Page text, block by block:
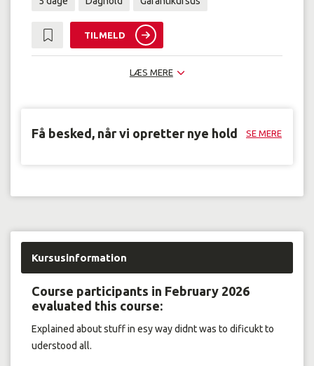
TILMELD
LÆS MERE
Få besked, når vi opretter nye hold SE MERE
Kursusinformation
Course participants in February 2026
evaluated this course:
Explained about stuff in esy way didnt was to dificukt to
uderstood all.